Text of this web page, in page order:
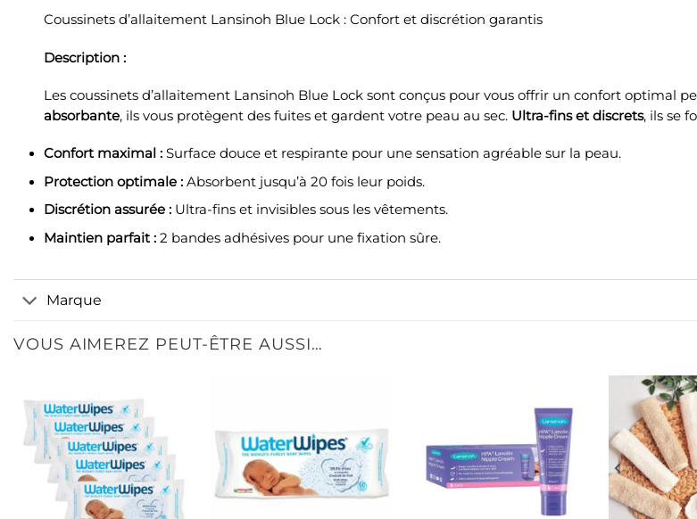
Coussinets d’allaitement Lansinoh Blue Lock : Confort et discrétion garantis
Description :
Les coussinets d’allaitement Lansinoh Blue Lock sont conçus pour vous offrir un confort optimal
absorbante, ils vous protègent des fuites et gardent votre peau au sec. Ultra-fins et discrets, ils se
Confort maximal :Surface douce et respirante pour une sensation agréable sur la peau.
Protection optimale :Absorbent jusqu’à 20 fois leur poids.
Discrétion assurée :Ultra-fins et invisibles sous les vêtements.
Maintien parfait :2 bandes adhésives pour une fixation sûre.
Marque
VOUS AIMEREZ PEUT-ÊTRE AUSSI…